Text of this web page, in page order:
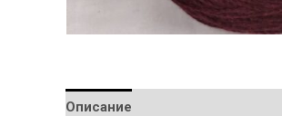
Описание